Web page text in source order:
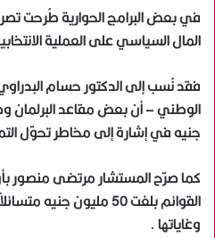
في بعض البرامج الحوارية طُرحت
المال السياسي على العملية
فقد نُسب إلى الدكتور حسام
جنيه في إشارة إلى مخاطر تحوّل
كما صرّح المستشار مرتضى منصور
القوائم بلغت 50 مليون
وغاياتها .